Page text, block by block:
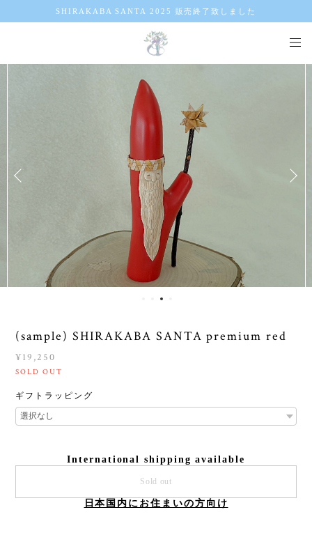
SHIRAKABA SANTA 2025 販売終了致しました
(sample) SHIRAKABA SANTA premium red
¥19,250
SOLD OUT
ギフトラッピング
International shipping available
Sold out
日本国内にお住まいの方向け